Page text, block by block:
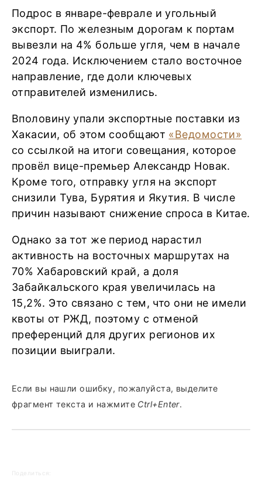
Подрос в январе-феврале и угольный
экспорт. По железным дорогам к портам
вывезли на 4% больше угля, чем в начале
2024 года. Исключением стало восточное
направление, где доли ключевых
отправителей изменились.
Вполовину упали экспортные поставки из
Хакасии, об этом сообщают «Ведомости»
со ссылкой на итоги совещания, которое
провёл вице-премьер Александр Новак.
Кроме того, отправку угля на экспорт
снизили Тува, Бурятия и Якутия. В числе
причин называют снижение спроса в Китае.
Однако за тот же период нарастил
активность на восточных маршрутах на
70% Хабаровский край, а доля
Забайкальского края увеличилась на
15,2%. Это связано с тем, что они не имели
квоты от РЖД, поэтому с отменой
преференций для других регионов их
позиции выиграли.
Если вы нашли ошибку, пожалуйста, выделите
фрагмент текста и нажмите Ctrl+Enter.
Поделиться: